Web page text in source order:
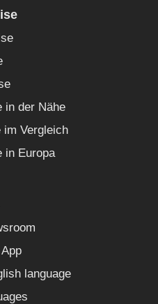
in der Nähe
im Vergleich
in Europa
language